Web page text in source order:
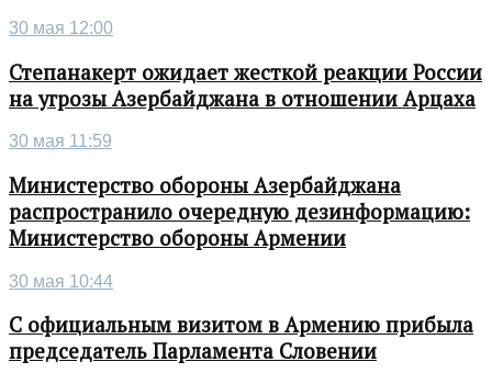
30 мая 12:00
Степанакерт ожидает жесткой реакции России
на угрозы Азербайджана в отношении Арцаха
30 мая 11:59
Министерство обороны Азербайджана
распространило очередную дезинформацию:
Министерство обороны Армении
30 мая 10:44
С официальным визитом в Армению прибыла
председатель Парламента Словении